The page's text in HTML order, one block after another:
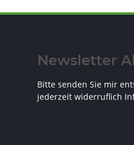
Newsletter
Bitte senden Sie mir
jederzeit widerruflich